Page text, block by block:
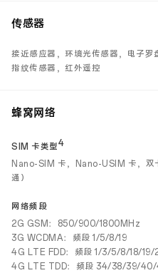
传感器
接近感应器，环境光传感器，电子
指纹传感器，红外遥控
蜂窝网络
SIM 卡类型4
Nano-SIM 卡，Nano-USIM 卡，双
通）
网络频段
2G GSM：850/900/1800MHz
3G WCDMA：频段 1/5/8/19
4G LTE FDD：频段 1/3/5/8/18/
4G LTE TDD：频段 34/38/39/